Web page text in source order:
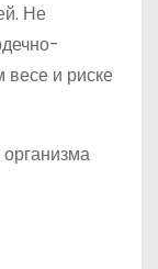
Не
весе и риске